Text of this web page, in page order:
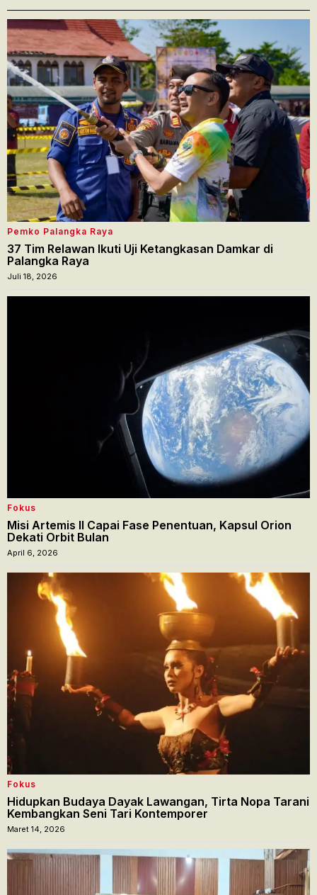
Pemko Palangka Raya
37 Tim Relawan Ikuti Uji Ketangkasan Damkar di
Palangka Raya
Juli 18, 2026
Fokus
Misi Artemis II Capai Fase Penentuan, Kapsul Orion
Dekati Orbit Bulan
April 6, 2026
Fokus
Hidupkan Budaya Dayak Lawangan, Tirta Nopa Tarani
Kembangkan Seni Tari Kontemporer
Maret 14, 2026